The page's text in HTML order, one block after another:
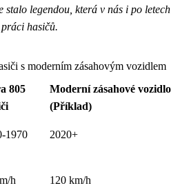
stalo legendou, která v nás i po letech
hasičů.
s moderním zásahovým vozidlem
805
Moderní zásahové vozidlo
(Příklad)
1970 2020+
h 120 km/h